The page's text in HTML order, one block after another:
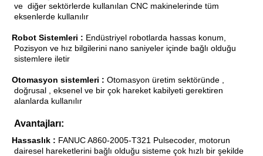
ve diğer sektörlerde kullanılan CNC makinelerinde tüm
eksenlerde kullanılır
Robot Sistemleri : Endüstriyel robotlarda hassas konum,
Pozisyon ve hız bilgilerini nano saniyeler içinde bağlı olduğu
sistemlere iletir
Otomasyon sistemleri : Otomasyon üretim sektöründe ,
doğrusal , eksenel ve bir çok hareket kabilyeti gerektiren
alanlarda kullanılır
Avantajları:
Hassaslık : FANUC A860-2005-T321 Pulsecoder, motorun
dairesel hareketlerini bağlı olduğu sisteme çok hızlı bir şekilde